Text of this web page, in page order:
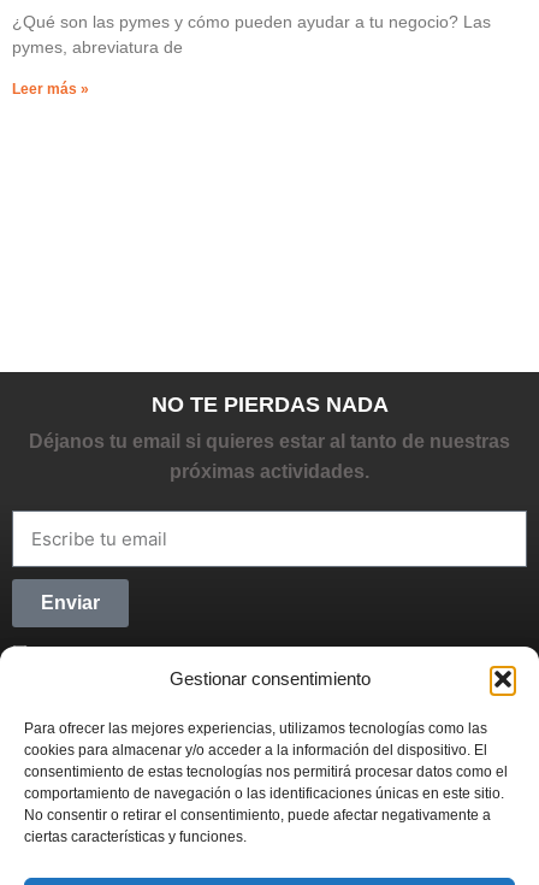
Gestionar consentimiento
Para ofrecer las mejores experiencias, utilizamos tecnologías como las
cookies para almacenar y/o acceder a la información del dispositivo. El
consentimiento de estas tecnologías nos permitirá procesar datos como el
comportamiento de navegación o las identificaciones únicas en este sitio.
No consentir o retirar el consentimiento, puede afectar negativamente a
ciertas características y funciones.
¿Qué son las pymes y cómo pueden ayudar a tu negocio? Las
pymes, abreviatura de
Leer más »
NO TE PIERDAS NADA
Déjanos tu email si quieres estar al tanto de nuestras
próximas actividades.
Enviar
Síguenos en Redes Sociales y forma parte del
movimiento emprendedor.